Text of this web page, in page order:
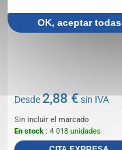
Desde2,88 €sin IVA
Sin incluir el marcado
En stock : 4 018 unidades
OK, aceptar todas